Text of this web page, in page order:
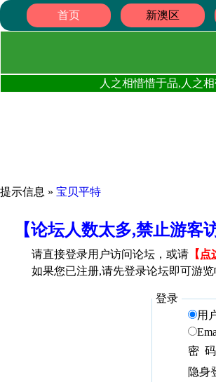
首页 新澳区
人之相惜惜于品,人之
提示信息 » 宝贝平特
【论坛人数太多,禁止游
请直接登录用户访问论坛，或请 【 点
如果您已注册,请先登录论坛即可游览
登录
用
密 码
隐身